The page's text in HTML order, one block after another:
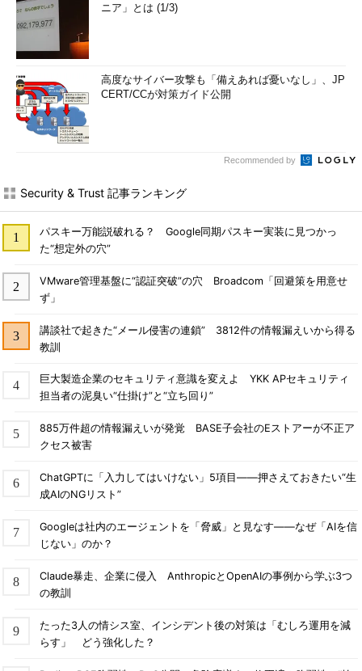
ニア」とは (1/3)
高度なサイバー攻撃も「備えあれば憂いなし」、JP
CERT/CCが対策ガイド公開
Recommended by
Security & Trust 記事ランキング
パスキー万能説破れる？ Google同期パスキー実装に見つかっ
た“想定外の穴”
VMware管理基盤に“認証突破”の穴 Broadcom「回避策を用意せ
ず」
講談社で起きた“メール侵害の連鎖” 3812件の情報漏えいから得る
教訓
巨大製造企業のセキュリティ意識を変えよ YKK APセキュリティ
担当者の泥臭い“仕掛け”と“立ち回り”
885万件超の情報漏えいが発覚 BASE子会社のEストアーが不正ア
クセス被害
ChatGPTに「入力してはいけない」5項目――押さえておきたい“生
成AIのNGリスト”
Googleは社内のエージェントを「脅威」と見なす――なぜ「AIを信
じない」のか？
Claude暴走、企業に侵入 AnthropicとOpenAIの事例から学ぶ3つ
の教訓
たった3人の情シス室、インシデント後の対策は「むしろ運用を減
らす」 どう強化した？